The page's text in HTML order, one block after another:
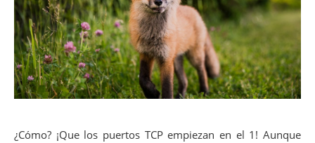
¿Cómo? ¡Que los puertos TCP empiezan en el 1! Aunque